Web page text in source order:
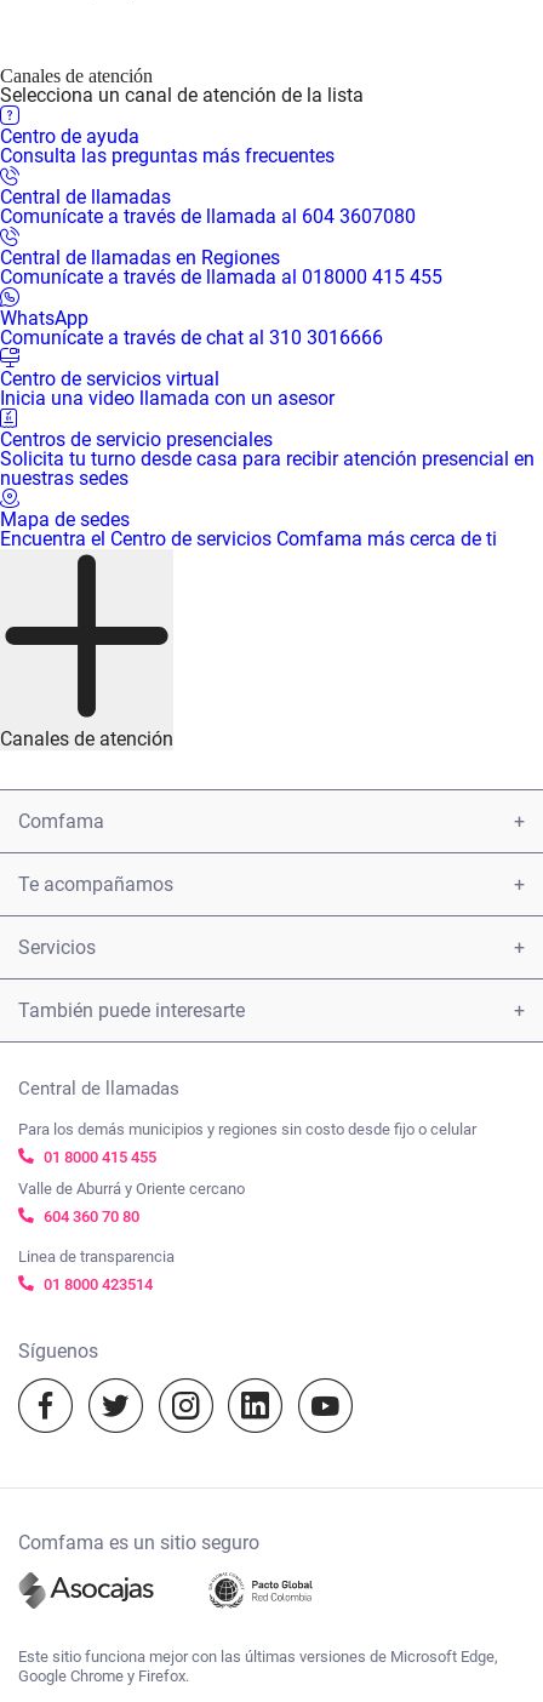
otra gota colgante en las
tropical, cuando Juan
Álvarez, escritor e
investigador, le hizo a la
inmensamente poderosa y
reverencia. Ya no solo se
entendería a él mismo
como un sujeto en el
tiempo de la historia, sino
como parte de ese
territorio compartido al que
existencia conectada a la
que llamamos vida.
Canales de atención
Selecciona un canal de atención de la lista
Centro de ayuda
Consulta las preguntas más frecuentes
Central de llamadas
Comunícate a través de llamada al 604 3607080
Central de llamadas en Regiones
Comunícate a través de llamada al 018000 415 455
WhatsApp
Comunícate a través de chat al 310 3016666
Centro de servicios virtual
Inicia una video llamada con un asesor
Centros de servicio presenciales
Solicita tu turno desde casa para recibir atención presencial en
nuestras sedes
Mapa de sedes
Encuentra el Centro de servicios Comfama más cerca de ti
Canales de atención
Comfama
Encuéntranos
Tarifas
Beneficios
Trabaja con nosotros
Transparencia y acceso a la información pública
Términos y condiciones
Notificaciones judiciales:
notificacionesjudiciales@comfama.com.co
Te acompañamos
Presentar una petición u observación sobre los servicios
Nuestros compromisos frente a la ética y el Gobierno
Ayúdanos a mejorar, cuéntanos tu experiencia
Mapa de sitio
Servicios
Certificados
Créditos
Subsidios
Vacunación
También puede interesarte
Viajes Comfama
Cosmo Schools
Agenda Comfama
Experiencias Comfama
Temporada escolar 2023
Central de llamadas
Para los demás municipios y regiones sin costo desde fijo o celular
01 8000 415 455
Valle de Aburrá y Oriente cercano
604 360 70 80
Linea de transparencia
01 8000 423514
Síguenos
Comfama es un sitio seguro
Este sitio funciona mejor con las últimas versiones de Microsoft Edge,
Google Chrome y Firefox.